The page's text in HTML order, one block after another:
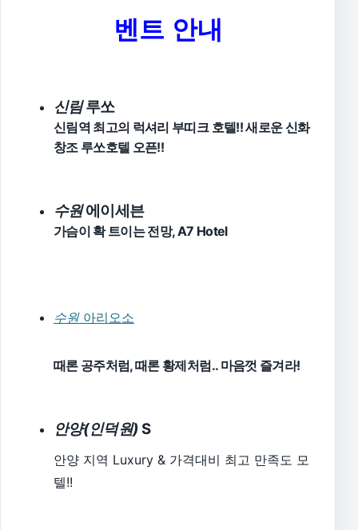
벤트 안내
신림루쏘
신림역 최고의 럭셔리 부띠크 호텔!! 새로운 신화
창조 루쏘호텔 오픈!!
수원에이세븐
가슴이 확 트이는 전망, A7 Hotel
수원아리오소
때론 공주처럼, 때론 황제처럼.. 마음껏 즐겨라!
안양(인덕원) S
안양 지역 Luxury & 가격대비 최고 만족도 모
텔!!